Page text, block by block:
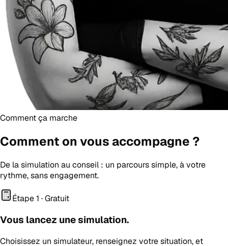
Comment ça marche
Comment on vous accompagne ?
De la simulation au conseil : un parcours simple, à votre
rythme, sans engagement.
Étape 1 · Gratuit
Vous lancez une simulation.
Choisissez un simulateur, renseignez votre situation, et